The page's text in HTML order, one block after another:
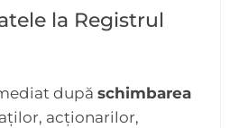
la Registrul
dupăschimbarea
acționarilor,